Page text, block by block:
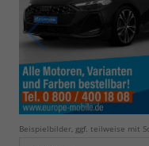
Beispielbilder, ggf. teilweise mit